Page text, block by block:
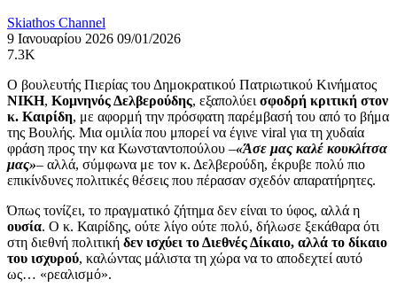
Skiathos Channel
9 Ιανουαρίου 2026 09/01/2026
7.3K
Ο βουλευτής Πιερίας του Δημοκρατικού Πατριωτικού Κινήματος
ΝΙΚΗ, Κομνηνός Δελβερούδης, εξαπολύει σφοδρή κριτική στον
κ. Καιρίδη, με αφορμή την πρόσφατη παρέμβασή του από το βήμα
της Βουλής. Μια ομιλία που μπορεί να έγινε viral για τη χυδαία
φράση προς την κα Κωνσταντοπούλου –«Άσε μας καλέ κουκλίτσα
μας»– αλλά, σύμφωνα με τον κ. Δελβερούδη, έκρυβε πολύ πιο
επικίνδυνες πολιτικές θέσεις που πέρασαν σχεδόν απαρατήρητες.
Όπως τονίζει, το πραγματικό ζήτημα δεν είναι το ύφος, αλλά η
ουσία. Ο κ. Καιρίδης, ούτε λίγο ούτε πολύ, δήλωσε ξεκάθαρα ότι
στη διεθνή πολιτική δεν ισχύει το Διεθνές Δίκαιο, αλλά το δίκαιο
του ισχυρού, καλώντας μάλιστα τη χώρα να το αποδεχτεί αυτό
ως… «ρεαλισμό».